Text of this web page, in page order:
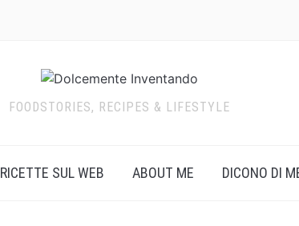
FOODSTORIES, RECIPES & LIFESTYLE
RICETTE SUL WEB ABOUT ME DICONO DI